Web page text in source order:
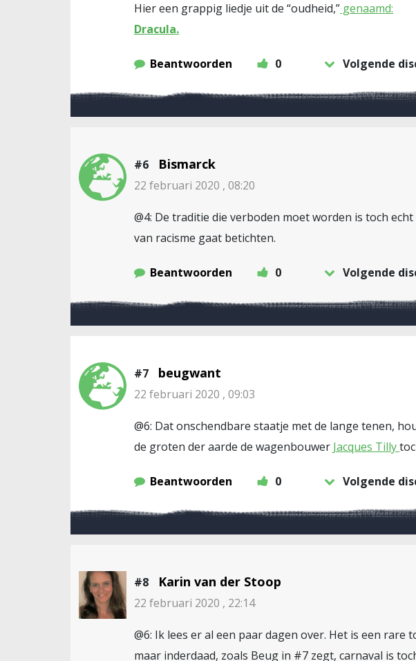
Hier een grappig liedje uit de “oudheid,” genaamd:
Dracula.
Beantwoorden 0 Volgende
#6 Bismarck
22 februari 2020 , 08:20
@4: De traditie die verboden moet worden is toch
van racisme gaat betichten.
Beantwoorden 0 Volgende
#7 beugwant
22 februari 2020 , 09:03
@6: Dat onschendbare staatje met de lange tenen,
de groten der aarde de wagenbouwer Jacques Tilly
Beantwoorden 0 Volgende
#8 Karin van der Stoop
22 februari 2020 , 22:14
@6: Ik lees er al een paar dagen over. Het is een
maar inderdaad, zoals Beug in #7 zegt, carnaval is